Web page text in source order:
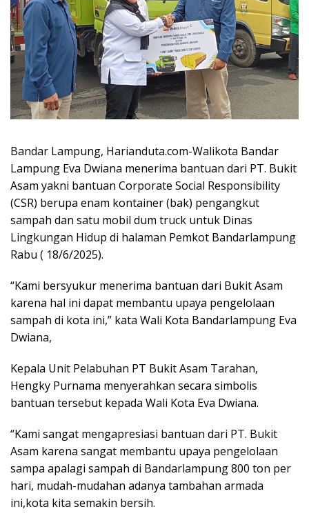
Bandar Lampung, Harianduta.com-Walikota Bandar
Lampung Eva Dwiana menerima bantuan dari PT. Bukit
Asam yakni bantuan Corporate Social Responsibility
(CSR) berupa enam kontainer (bak) pengangkut
sampah dan satu mobil dum truck untuk Dinas
Lingkungan Hidup di halaman Pemkot Bandarlampung
Rabu ( 18/6/2025).
“Kami bersyukur menerima bantuan dari Bukit Asam
karena hal ini dapat membantu upaya pengelolaan
sampah di kota ini,” kata Wali Kota Bandarlampung Eva
Dwiana,
Kepala Unit Pelabuhan PT Bukit Asam Tarahan,
Hengky Purnama menyerahkan secara simbolis
bantuan tersebut kepada Wali Kota Eva Dwiana.
“Kami sangat mengapresiasi bantuan dari PT. Bukit
Asam karena sangat membantu upaya pengelolaan
sampa apalagi sampah di Bandarlampung 800 ton per
hari, mudah-mudahan adanya tambahan armada
ini,kota kita semakin bersih.